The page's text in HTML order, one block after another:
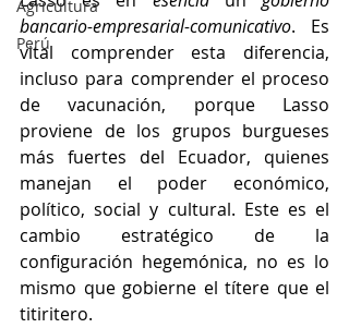
Agricultura
Perú
bancario-empresarial-comunicativo. Es
vital comprender esta diferencia,
incluso para comprender el proceso
de vacunación, porque Lasso
proviene de los grupos burgueses
más fuertes del Ecuador, quienes
manejan el poder económico,
político, social y cultural. Este es el
cambio estratégico de la
configuración hegemónica, no es lo
mismo que gobierne el títere que el
titiritero.